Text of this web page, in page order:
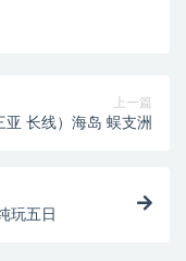
上一篇
亚 长线）海岛 蜈支洲
玩五日